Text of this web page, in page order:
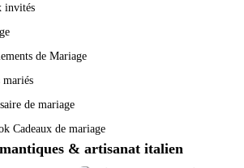
invités
de Mariage
mariés
de mariage
Cadeaux de mariage
& artisanat italien